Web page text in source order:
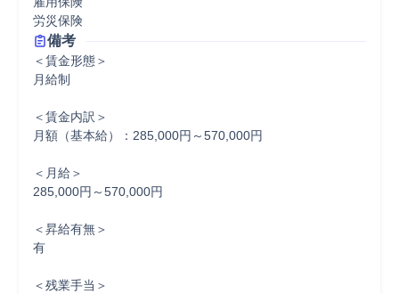
労災保険
備考
＜賃金形態＞
月給制
＜賃金内訳＞
月額（基本給）：285,000円～570,000円
＜月給＞
285,000円～570,000円
＜昇給有無＞
有
＜残業手当＞